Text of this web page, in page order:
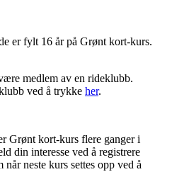
er fylt 16 år på Grønt kort-kurs.
medlem av en rideklubb.
ved å trykke her.
Grønt kort-kurs flere ganger i
din interesse ved å registrere
neste kurs settes opp ved å